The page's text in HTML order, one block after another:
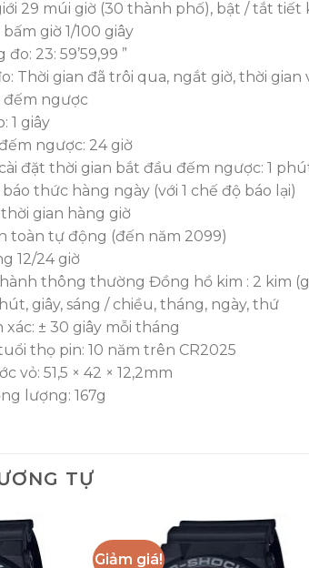
29 múi giờ (30 thành phố), bật / tắt tiết
giờ 1/100 giây
23: 59’59,99 ”
Thời gian đã trôi qua, ngắt giờ, thời
ngược
1 giây
ngược: 24 giờ
đặt thời gian bắt đầu đếm ngược: 1
thức hàng ngày (với 1 chế độ báo lại)
gian hàng giờ
toàn tự động (đến năm 2099)
12/24 giờ
thông thường Đồng hồ kim : 2 kim
giây, sáng / chiều, tháng, ngày, thứ
± 30 giây mỗi tháng
thọ pin: 10 năm trên CR2025
vỏ: 51,5 × 42 × 12,2mm
lượng: 167g
TỰ
Giảm giá!